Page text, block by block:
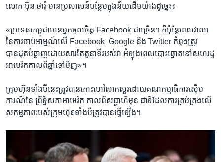
លោក ​ប៊ុន ថារុំ មាន​ប្រសាសន៍​បន្ថែម​ក្នុង​ន័យ​ដើម​យ៉ាង​ដូច្នេះ៖​
«ប្រទេស​កម្ពុជាមាន​អ្នក​ចូលចិត្ត​ ​Facebook​ ​ជា​ច្រើន។​ ​ក៏ប៉ុន្តែ​ពេល​វាលា​
នៃ​ការ​ចាប់​អាម្មណ៍​លើ​ Facebook​ ​ Google​ ​និង​ ​Twitter​ ​កំពុង​ត្រូវ​
បានដុត​បំផ្លាញ​ដោយ​សារ​តែ​តួនាទី​របស់​វា​ ​អំឡុង​ពេល​បោះ​ឆ្នោត​នៅ​សហ​រដ្ឋ​
អាមេរិក​កាលពី​ឆ្នាំ​ទៅ​មិញ»។​
​ក្រុម​ហ៊ុន​ទាំង​បី​នេះ​ត្រូវ​បាន​កោះហៅ​សាកសួរ​ដោយ​គណកម្មា​ធិការ​ស៊ើប​
ការណ៍​នៃ​ ​ព្រឹទ្ធិ​សភា​អាមេរិក​ ​កាល​ពី​សប្តាហ៍​មុន​ ​ជាទី​ដែល​ការ​គ្រប់គ្រង​លើ​
សកម្មភាព​របស់​ក្រុមហ៊ុន​ទាំង​បី​ត្រូវ​បាន​ធ្វើ​ឡើង។